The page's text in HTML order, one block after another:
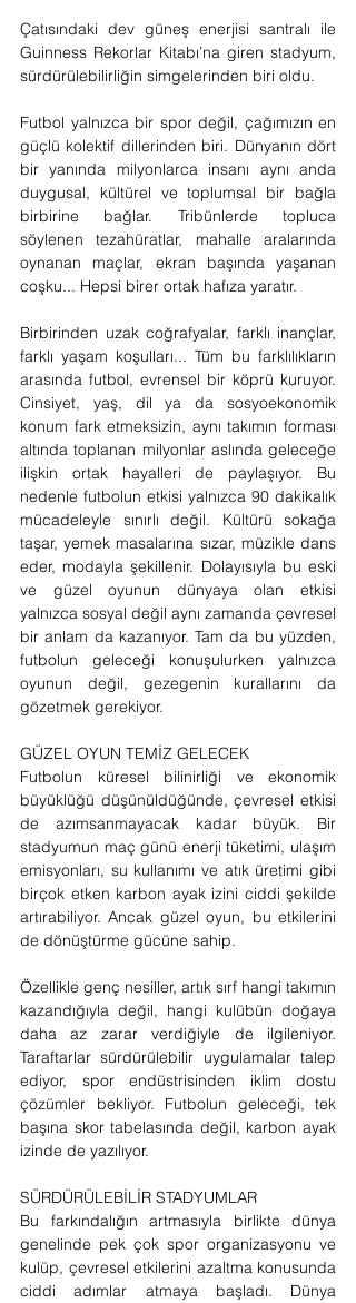
Çatısındaki dev güneş enerjisi santralı ile
Guinness Rekorlar Kitabı’na giren stadyum,
sürdürülebilirliğin simgelerinden biri oldu.
Futbol yalnızca bir spor değil, çağımızın en
güçlü kolektif dillerinden biri. Dünyanın dört
bir yanında milyonlarca insanı aynı anda
duygusal, kültürel ve toplumsal bir bağla
birbirine bağlar. Tribünlerde topluca
söylenen tezahüratlar, mahalle aralarında
oynanan maçlar, ekran başında yaşanan
coşku... Hepsi birer ortak hafıza yaratır.
Birbirinden uzak coğrafyalar, farklı inançlar,
farklı yaşam koşulları... Tüm bu farklılıkların
arasında futbol, evrensel bir köprü kuruyor.
Cinsiyet, yaş, dil ya da sosyoekonomik
konum fark etmeksizin, aynı takımın forması
altında toplanan milyonlar aslında geleceğe
ilişkin ortak hayalleri de paylaşıyor. Bu
nedenle futbolun etkisi yalnızca 90 dakikalık
mücadeleyle sınırlı değil. Kültürü sokağa
taşar, yemek masalarına sızar, müzikle dans
eder, modayla şekillenir. Dolayısıyla bu eski
ve güzel oyunun dünyaya olan etkisi
yalnızca sosyal değil aynı zamanda çevresel
bir anlam da kazanıyor. Tam da bu yüzden,
futbolun geleceği konuşulurken yalnızca
oyunun değil, gezegenin kurallarını da
gözetmek gerekiyor.
GÜZEL OYUN TEMİZ GELECEK
Futbolun küresel bilinirliği ve ekonomik
büyüklüğü düşünüldüğünde, çevresel etkisi
de azımsanmayacak kadar büyük. Bir
stadyumun maç günü enerji tüketimi, ulaşım
emisyonları, su kullanımı ve atık üretimi gibi
birçok etken karbon ayak izini ciddi şekilde
artırabiliyor. Ancak güzel oyun, bu etkilerini
de dönüştürme gücüne sahip.
Özellikle genç nesiller, artık sırf hangi takımın
kazandığıyla değil, hangi kulübün doğaya
daha az zarar verdiğiyle de ilgileniyor.
Taraftarlar sürdürülebilir uygulamalar talep
ediyor, spor endüstrisinden iklim dostu
çözümler bekliyor. Futbolun geleceği, tek
başına skor tabelasında değil, karbon ayak
izinde de yazılıyor.
SÜRDÜRÜLEBİLİR STADYUMLAR
Bu farkındalığın artmasıyla birlikte dünya
genelinde pek çok spor organizasyonu ve
kulüp, çevresel etkilerini azaltma konusunda
ciddi adımlar atmaya başladı. Dünya